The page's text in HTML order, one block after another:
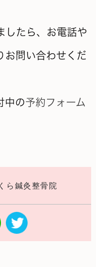
したら、お電話や
お問い合わせくだ
中の予約フォーム
ら鍼灸整骨院